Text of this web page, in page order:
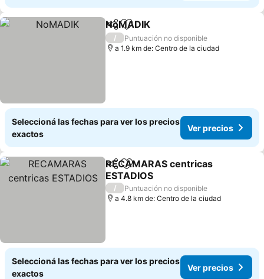
CompartirAñadir a favoritos
NoMADIK
/
Puntuación no disponible
a 1.9 km de: Centro de la ciudad
Seleccioná las fechas para ver los precios
exactos
Ver precios
CompartirAñadir a favoritos
RECAMARAS centricas
ESTADIOS
Ver precios
/
Puntuación no disponible
a 4.8 km de: Centro de la ciudad
Seleccioná las fechas para ver los precios
exactos
Ver precios